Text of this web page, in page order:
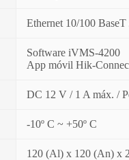
Ethernet 10/100
Software iVMS-4200
App móvil Hik-
DC 12 V / 1 A máx. /
-10º C ~ +50º C
120 (Al) x 120 (An) x